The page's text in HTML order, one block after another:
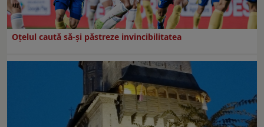
Oțelul caută să-și păstreze invincibilitatea